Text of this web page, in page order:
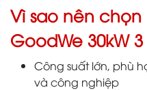
Vì sao nên chọn
GoodWe 30kW
Công suất lớn, phù
và công nghiệp